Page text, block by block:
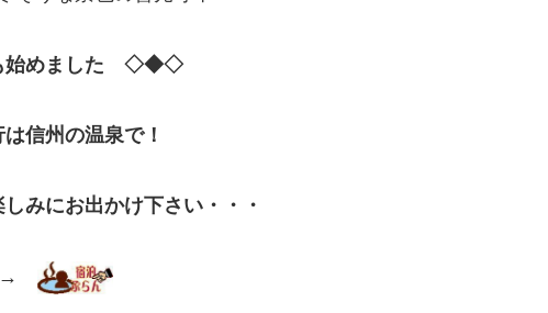
始めました ◇◆◇
は信州の温泉で！
みにお出かけ下さい・・・